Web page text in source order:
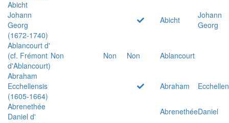
Abicht
Johann
Georg
(1672-1740)
Abicht
Johann
Georg
Ablancourt d'
(cf. Frémont
d'Ablancourt)
Non Non Non
Ablancourt
Abraham
Ecchellensis
(1605-1664)
Abraham
Abrenethée
Daniel d'
AbrenethéeDaniel